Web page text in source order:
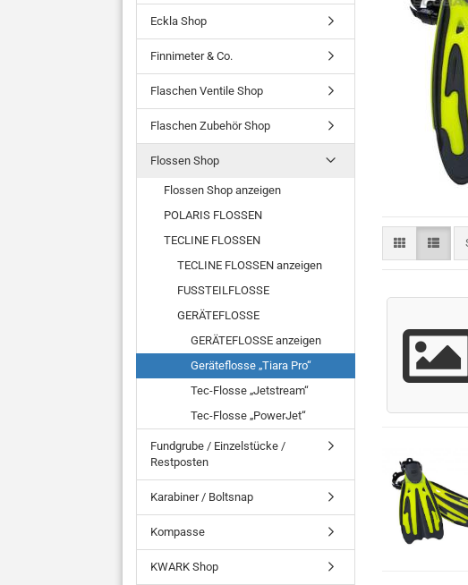
Eckla Shop
Finnimeter & Co.
Flaschen Ventile Shop
Flaschen Zubehör Shop
Flossen Shop
Flossen Shop anzeigen
POLARIS FLOSSEN
TECLINE FLOSSEN
TECLINE FLOSSEN anzeigen
FUSSTEILFLOSSE
GERÄTEFLOSSE
GERÄTEFLOSSE anzeigen
Geräteflosse „Tiara Pro“
Tec-Flosse „Jetstream“
Tec-Flosse „PowerJet“
Fundgrube / Einzelstücke /
Restposten
Karabiner / Boltsnap
Kompasse
KWARK Shop